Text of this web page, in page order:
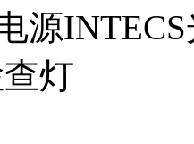
源
灯